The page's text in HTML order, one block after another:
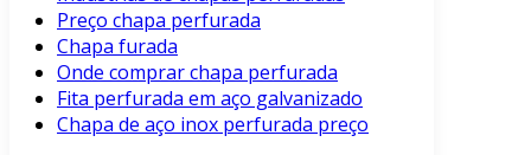
Preço chapa perfurada
Chapa furada
Onde comprar chapa perfurada
Fita perfurada em aço galvanizado
Chapa de aço inox perfurada preço